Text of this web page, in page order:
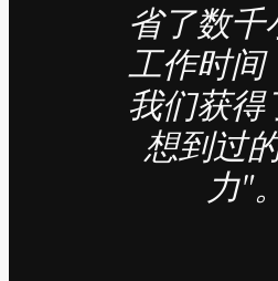
省了数千
工作时间
我们获得
想到过
力"。